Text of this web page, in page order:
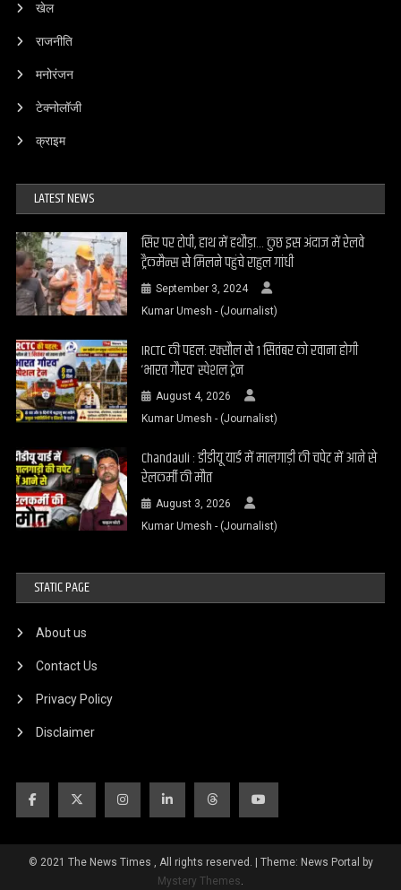
खेल
राजनीति
मनोरंजन
टेक्नोलॉजी
क्राइम
LATEST NEWS
सिर पर टोपी, हाथ में हथौड़ा… कुछ इस अंदाज में रेलवे
ट्रैकमैन्स से मिलने पहुंचे राहुल गांधी
September 3, 2024
Kumar Umesh - (Journalist)
IRCTC की पहल: रक्सौल से 1 सितंबर को रवाना होगी
‘भारत गौरव’ स्पेशल ट्रेन
August 4, 2026
Kumar Umesh - (Journalist)
Chandauli : डीडीयू यार्ड में मालगाड़ी की चपेट में आने से
रेलकर्मी की मौत
August 3, 2026
Kumar Umesh - (Journalist)
STATIC PAGE
About us
Contact Us
Privacy Policy
Disclaimer
© 2021 The News Times , All rights reserved.
Theme: News Portal by
Mystery Themes.